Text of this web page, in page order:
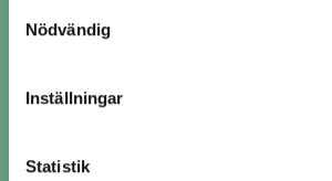
annons- och analysföretag som vi
Dessa kan i sin tur kombinera
information som du har tillhandahållit
samlat in när du har använt deras
Nödvändig
Inställningar
Statistik